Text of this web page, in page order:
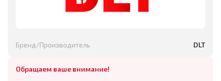
Бренд/Производитель DLT
Обращаем ваше внимание!